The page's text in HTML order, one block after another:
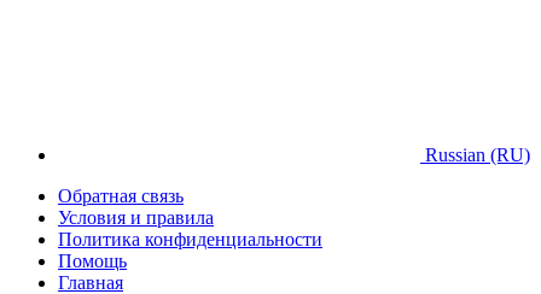
Russian (RU)
Обратная связь
Условия и правила
Политика конфиденциальности
Помощь
Главная